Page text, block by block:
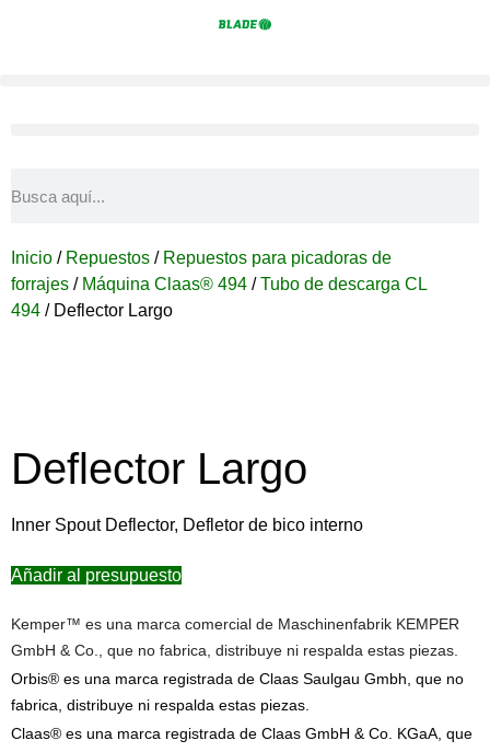
Inicio / Repuestos / Repuestos para picadoras de
forrajes / Máquina Claas® 494 /Tubo de descarga CL
494 / Deflector Largo
Deflector Largo
Inner Spout Deflector, Defletor de bico interno
Añadir al presupuesto
Kemper™ es una marca comercial de Maschinenfabrik KEMPER
GmbH & Co., que no fabrica, distribuye ni respalda estas piezas.
Orbis® es una marca registrada de Claas Saulgau Gmbh, que no
fabrica, distribuye ni respalda estas piezas.
Claas® es una marca registrada de Claas GmbH & Co. KGaA, que